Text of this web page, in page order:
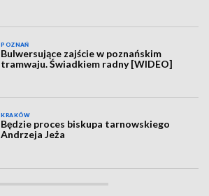
POZNAŃ
Bulwersujące zajście w poznańskim
tramwaju. Świadkiem radny [WIDEO]
KRAKÓW
Będzie proces biskupa tarnowskiego
Andrzeja Jeża